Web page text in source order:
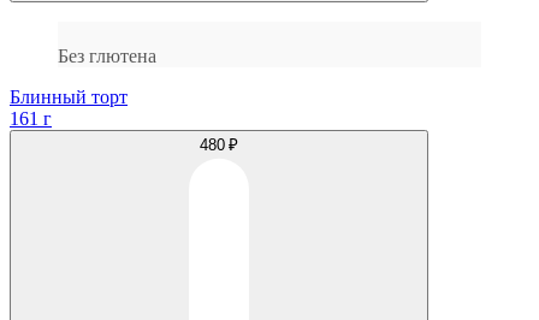
Без глютена
Блинный торт
161 г
480 ₽